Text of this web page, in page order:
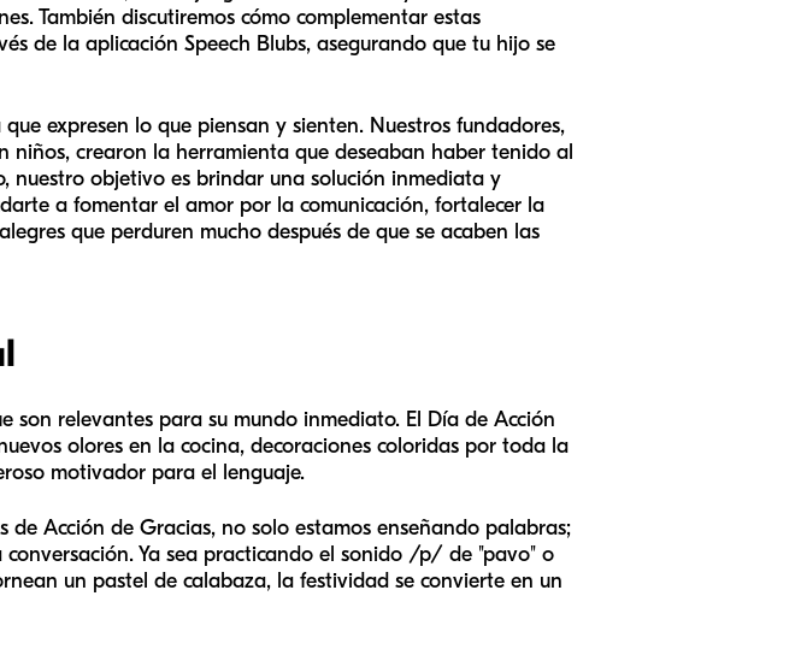
También discutiremos cómo complementar estas
de la aplicación Speech Blubs, asegurando que tu hijo se
expresen lo que piensan y sienten. Nuestros fundadores,
crearon la herramienta que deseaban haber tenido al
nuestro objetivo es brindar una solución inmediata y
a fomentar el amor por la comunicación, fortalecer la
que perduren mucho después de que se acaben las
relevantes para su mundo inmediato. El Día de Acción
olores en la cocina, decoraciones coloridas por toda la
motivador para el lenguaje.
Acción de Gracias, no solo estamos enseñando palabras;
Ya sea practicando el sonido /p/ de "pavo" o
un pastel de calabaza, la festividad se convierte en un